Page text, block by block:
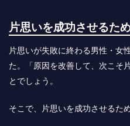
片思いを成功させるた
片思いが失敗に終わる男性・女
た。「原因を改善して、次こそ
とでしょう。
そこで、片思いを成功させるた